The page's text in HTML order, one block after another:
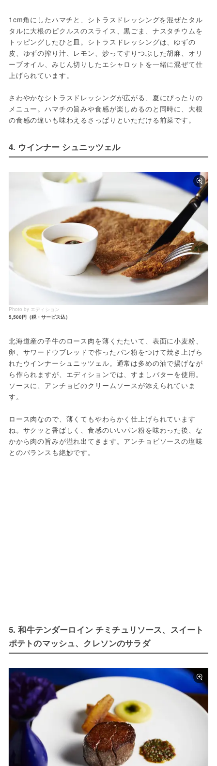
1cm角にしたハマチと、シトラスドレッシングを混ぜたタル
タルに大根のピクルスのスライス、黒ごま、ナスタチウムを
トッピングしたひと皿。シトラスドレッシングは、ゆずの
皮、ゆずの搾り汁、レモン、炒ってすりつぶした胡麻、オリ
ーブオイル、みじん切りしたエシャロットを一緒に混ぜて仕
上げられています。
さわやかなシトラスドレッシングが広がる、夏にぴったりの
メニュー。ハマチの旨みや食感が楽しめるのと同時に、大根
の食感の違いも味わえるさっぱりといただける前菜です。
4. ウインナー シュニッツェル
Photo by エディション
5,500円（税・サービス込）
北海道産の子牛のロース肉を薄くたたいて、表面に小麦粉、
卵、サワードウブレッドで作ったパン粉をつけて焼き上げら
れたウインナーシュニッツェル。通常は多めの油で揚げなが
ら作られますが、エディションでは、すましバターを使用。
ソースに、アンチョビのクリームソースが添えられていま
す。
ロース肉なので、薄くてもやわらかく仕上げられています
ね。サクッと香ばしく、食感のいいパン粉を味わった後、な
かから肉の旨みが溢れ出てきます。アンチョビソースの塩味
とのバランスも絶妙です。
5. 和牛テンダーロイン チミチュリソース、スイート
ポテトのマッシュ、クレソンのサラダ